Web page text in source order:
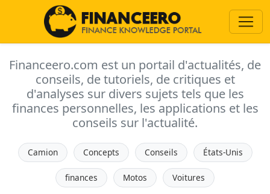
Financeero.com est un portail d'actualités, de
conseils, de tutoriels, de critiques et
d'analyses sur divers sujets tels que les
finances personnelles, les applications et les
conseils sur l'actualité.
Camion Concepts Conseils États-Unis
finances Motos Voitures